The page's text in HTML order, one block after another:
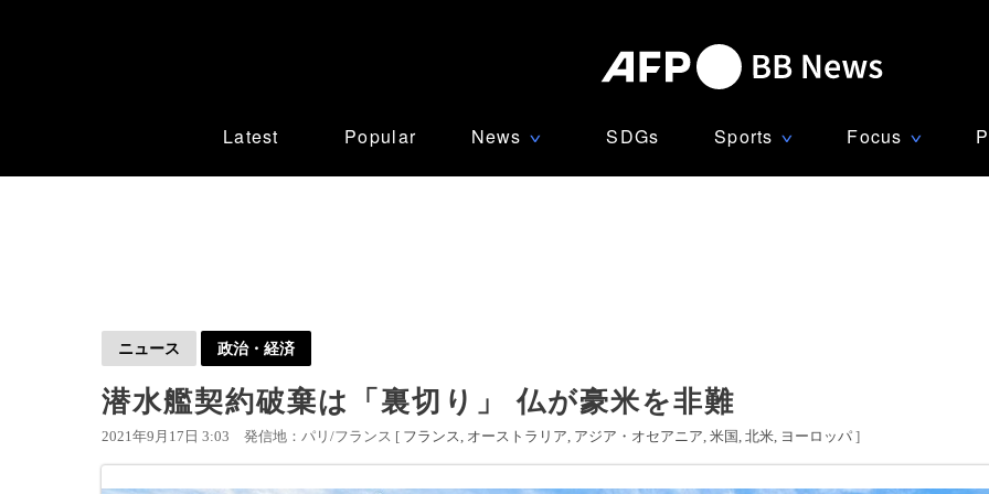
Latest Popular News ∨ SDGs Sports ∨ Focus ∨
ニュース 政治・経済
潜水艦契約破棄は「裏切り」 仏が豪米を非難
2021年9月17日 3:03 発信地：パリ/フランス [ フランス オーストラリア アジア・オセアニア 米国 北米 ヨーロッパ ]